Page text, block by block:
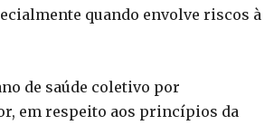
quando envolve riscos à
de saúde coletivo por
em respeito aos princípios da